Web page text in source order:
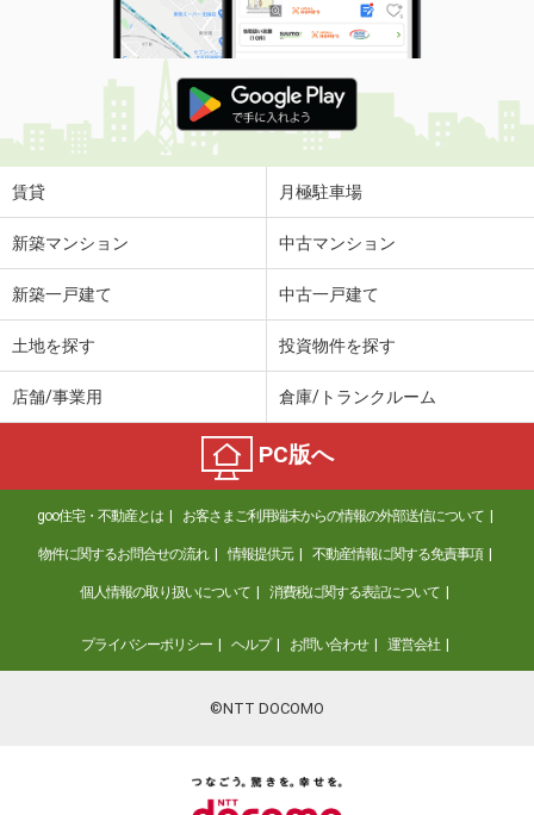
賃貸 月極駐車場
新築マンション 中古マンション
新築一戸建て 中古一戸建て
土地を探す 投資物件を探す
店舗/事業用 倉庫/トランクルーム
PC版へ
goo住宅・不動産とは お客さまご利用端末からの情報の外部送信について
物件に関するお問合せの流れ 情報提供元 不動産情報に関する免責事項
個人情報の取り扱いについて 消費税に関する表記について
プライバシーポリシー ヘルプ お問い合わせ 運営会社
©NTT DOCOMO